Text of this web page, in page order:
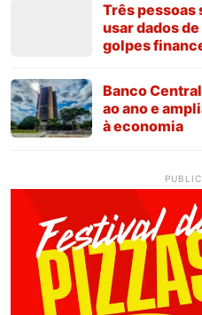
Três pessoas
usar dados
golpes
Banco
ao ano e
à economia